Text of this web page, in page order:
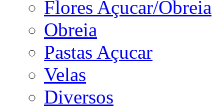
Flores Açucar/Obreia
Obreia
Pastas Açucar
Velas
Diversos